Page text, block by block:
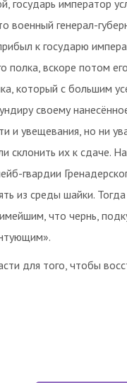
государь император
военный генерал-
к государю
полка, вскоре потом
который с большим
своему
и увещевания, но ни
склонить их к сдаче.
гвардии
из среды шайки.
что чернь,
для того, чтобы